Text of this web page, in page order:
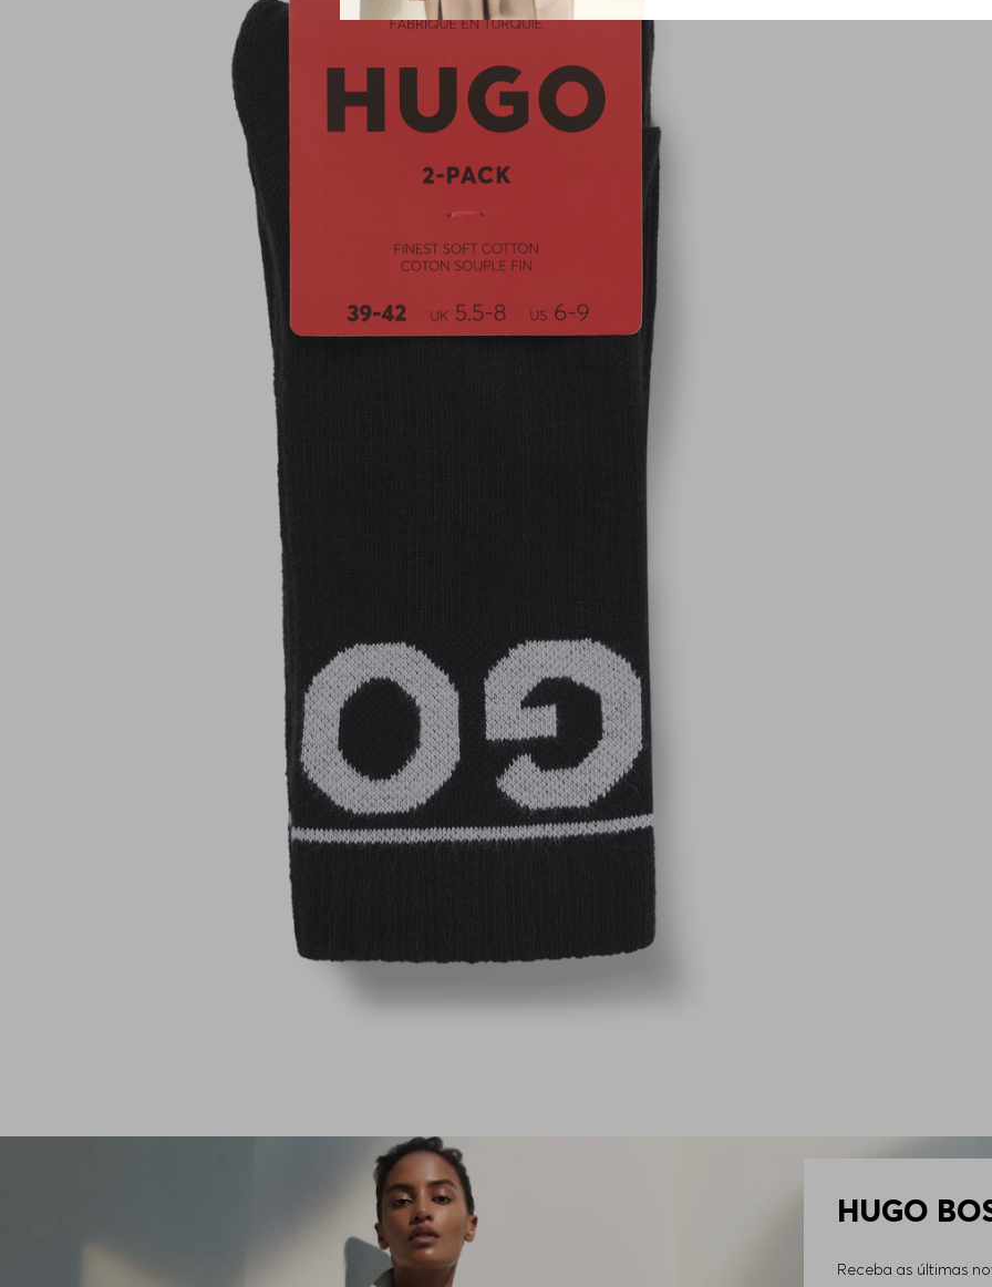
HUGO
Receba as últimas